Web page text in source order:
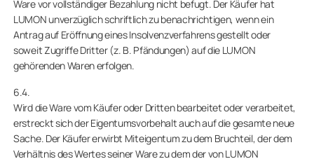
Ware vor vollständiger Bezahlung nicht befugt. Der Käufer hat
LUMON unverzüglich schriftlich zu benachrichtigen, wenn ein
Antrag auf Eröffnung eines Insolvenzverfahrens gestellt oder
soweit Zugriffe Dritter (z. B. Pfändungen) auf die LUMON
gehörenden Waren erfolgen.
6.4.
Wird die Ware vom Käufer oder Dritten bearbeitet oder verarbeitet,
erstreckt sich der Eigentumsvorbehalt auch auf die gesamte neue
Sache. Der Käufer erwirbt Miteigentum zu dem Bruchteil, der dem
Verhältnis des Wertes seiner Ware zu dem der von LUMON